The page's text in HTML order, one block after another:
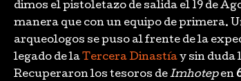
dimos el pistoletazo de salida el 19 de
manera que con un equipo de primera.
arqueologos se puso al frente de la
legado de laTercera Dinastíay sin duda
Recuperaron los tesoros deImhotepen